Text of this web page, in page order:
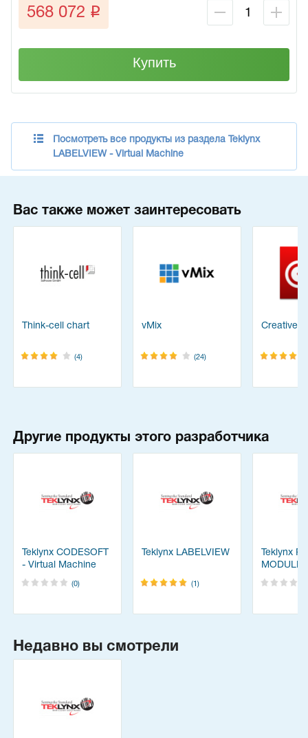
568 072 q
Купить
Посмотреть все продукты из раздела Teklynx
LABELVIEW - Virtual Machine
Вас также может заинтересовать
Think-cell chart
(4)
vMix
(24)
Creative
Другие продукты этого разработчика
Teklynx CODESOFT
- Virtual Machine
(0)
Teklynx LABELVIEW
(1)
Teklynx
MODULE
Недавно вы смотрели